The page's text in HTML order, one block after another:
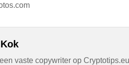
vaste copywriter op